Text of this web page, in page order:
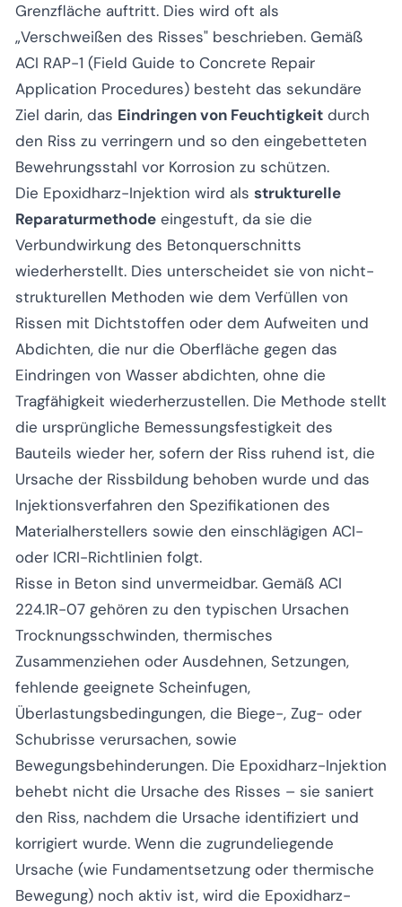
Grenzfläche auftritt. Dies wird oft als
„Verschweißen des Risses" beschrieben. Gemäß
ACI RAP-1 (Field Guide to Concrete Repair
Application Procedures) besteht das sekundäre
Ziel darin, das Eindringen von Feuchtigkeit durch
den Riss zu verringern und so den eingebetteten
Bewehrungsstahl vor Korrosion zu schützen.
Die Epoxidharz-Injektion wird als strukturelle
Reparaturmethode eingestuft, da sie die
Verbundwirkung des Betonquerschnitts
wiederherstellt. Dies unterscheidet sie von nicht-
strukturellen Methoden wie dem Verfüllen von
Rissen mit Dichtstoffen oder dem Aufweiten und
Abdichten, die nur die Oberfläche gegen das
Eindringen von Wasser abdichten, ohne die
Tragfähigkeit wiederherzustellen. Die Methode stellt
die ursprüngliche Bemessungsfestigkeit des
Bauteils wieder her, sofern der Riss ruhend ist, die
Ursache der Rissbildung behoben wurde und das
Injektionsverfahren den Spezifikationen des
Materialherstellers sowie den einschlägigen ACI-
oder ICRI-Richtlinien folgt.
Risse in Beton sind unvermeidbar. Gemäß ACI
224.1R-07 gehören zu den typischen Ursachen
Trocknungsschwinden, thermisches
Zusammenziehen oder Ausdehnen, Setzungen,
fehlende geeignete Scheinfugen,
Überlastungsbedingungen, die Biege-, Zug- oder
Schubrisse verursachen, sowie
Bewegungsbehinderungen. Die Epoxidharz-Injektion
behebt nicht die Ursache des Risses – sie saniert
den Riss, nachdem die Ursache identifiziert und
korrigiert wurde. Wenn die zugrundeliegende
Ursache (wie Fundamentsetzung oder thermische
Bewegung) noch aktiv ist, wird die Epoxidharz-